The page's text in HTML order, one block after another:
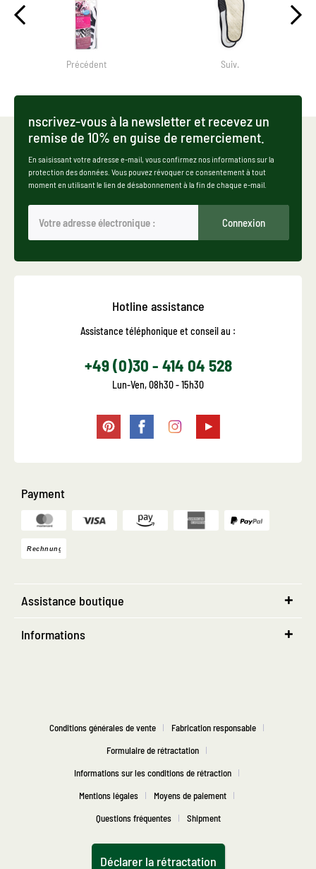
Précédent Suiv.
nscrivez-vous à la newsletter et recevez un
remise de 10% en guise de remerciement.
En saisissant votre adresse e-mail, vous confirmez nos informations sur la
protection des données. Vous pouvez révoquer ce consentement à tout
moment en utilisant le lien de désabonnement à la fin de chaque e-mail.
Connexion
Hotline assistance
Assistance téléphonique et conseil au :
+49 (0)30 - 414 04 528
Lun-Ven, 08h30 - 15h30
Payment
Assistance boutique
Informations
Conditions générales de vente
Fabrication responsable
Formulaire de rétractation
Informations sur les conditions de rétraction
Mentions légales
Moyens de paiement
Questions fréquentes
Shipment
Déclarer la rétractation